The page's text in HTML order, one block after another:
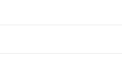
IT-Herausforderungen.